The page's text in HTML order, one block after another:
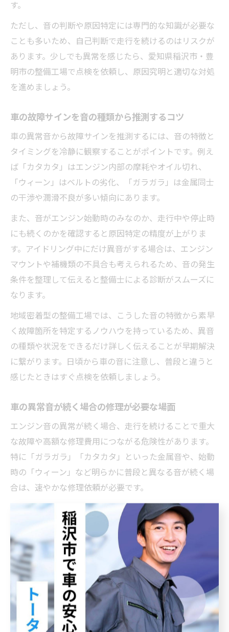
す。
ただし、音の判断や原因特定には専門的な知識が必要な
ことも多いため、自己判断で走行を続けるのはリスクが
あります。少しでも異常を感じたら、愛知県稲沢市・豊
明市の整備工場で点検を依頼し、原因究明と適切な対処
を進めましょう。
車の故障サインを音の種類から推測するコツ
車の異常音から故障サインを推測するには、音の特徴と
タイミングを冷静に観察することがポイントです。例え
ば「カタカタ」はエンジン内部の摩耗やオイル切れ、
「ウィーン」はベルトの劣化、「ガラガラ」は金属同士
の干渉や潤滑不良が多い傾向にあります。
また、音がエンジン始動時のみなのか、走行中や停止時
にも続くのかを確認すると原因特定の精度が上がりま
す。アイドリング中にだけ異音がする場合は、エンジン
マウントや補機類の不具合も考えられるため、音の発生
条件を整理して伝えると整備士による診断がスムーズに
なります。
地域密着型の整備工場では、こうした音の特徴から素早
く故障箇所を特定するノウハウを持っているため、異音
の種類や状況をできるだけ詳しく伝えることが早期解決
に繋がります。日頃から車の音に注意し、普段と違うと
感じたときはすぐ点検を依頼しましょう。
車の異常音が続く場合の修理が必要な場面
エンジン音の異常が続く場合、走行を続けることで重大
な故障や高額な修理費用につながる危険性があります。
特に「ガラガラ」「カタカタ」といった金属音や、始動
時の「ウィーン」など明らかに普段と異なる音が続く場
合は、速やかな修理依頼が必要です。
修理が必要な場面の判断ポイントとしては、音が大きく
なる、振動が強まる、警告灯が点灯する、オイル漏れや
焦げた臭いがする場合などが挙げられます。こうした症
状が確認できたら、自己判断での走行は控え、直ちに整
備工場へ連絡しましょう。
愛知県稲沢市・豊明市であれば、地域密着型の整備工場
やディーラーが迅速な点検・修理に対応してくれます。
異常音の放置は安全面でもリスクが高いため、早めの相